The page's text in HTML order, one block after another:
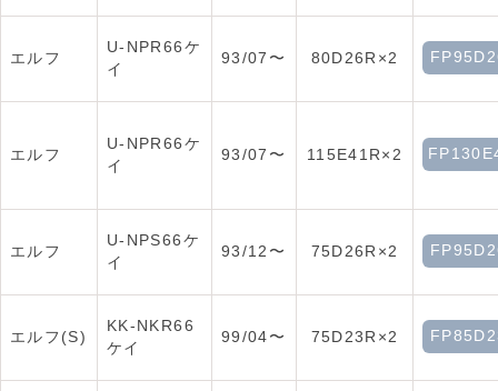
エルフ
U-NPR66ケ
イ
93/07〜 80D26R×2
エルフ
U-NPR66ケ
イ
93/07〜 115E41R×2
エルフ
U-NPS66ケ
イ
93/12〜 75D26R×2
エルフ(S)
KK-NKR66
ケイ
99/04〜 75D23R×2